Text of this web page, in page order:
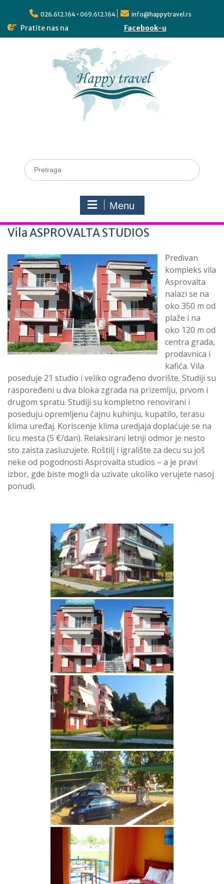
026.612.164 • 069.612.164 info@happytravel.rs
Pratite nas na Facebook-u
Menu
Vila ASPROVALTA STUDIOS
Predivan
kompleks vila
Asprovalta
nalazi se na
oko 350 m od
plaže i na
oko 120 m od
centra grada,
prodavnica i
kafića. Vila
poseduje 21 studio i veliko ograđeno dvorište. Studiji su
raspoređeni u dva bloka zgrada na prizemlju, prvom i
drugom spratu. Studiji su kompletno renovirani i
poseduju opremljenu čajnu kuhinju, kupatilo, terasu
klima uređaj. Koriscenje klima uredjaja doplaćuje se na
licu mesta (5 €/dan). Relaksirani letnji odmor je nesto
sto zaista zasluzujete. Roštilj i igralište za decu su još
neke od pogodnosti Asprovalta studios – a je pravi
izbor, gde biste mogli da uzivate ukoliko verujete nasoj
ponudi.